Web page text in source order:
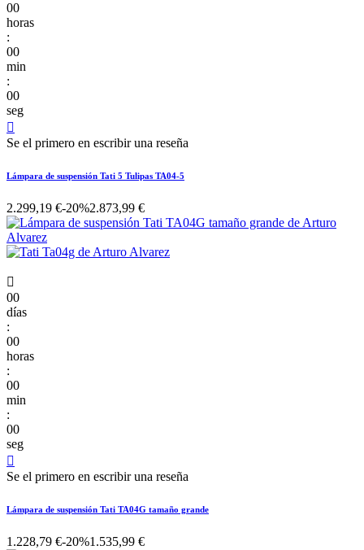
00
horas
:
00
min
:
00
seg

Se el primero en escribir una reseña
Lámpara de suspensión Tati 5 Tulipas TA04-5
2.299,19 €-20%2.873,99 €

00
días
:
00
horas
:
00
min
:
00
seg

Se el primero en escribir una reseña
Lámpara de suspensión Tati TA04G tamaño grande
1.228,79 €-20%1.535,99 €